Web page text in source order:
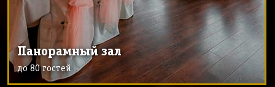
Панорамный зал
до 80 гостей